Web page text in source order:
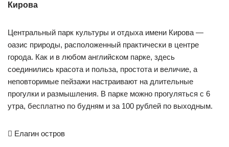
Кирова
Центральный парк культуры и отдыха имени Кирова —
оазис природы, расположенный практически в центре
города. Как и в любом английском парке, здесь
соединились красота и польза, простота и величие, а
неповторимые пейзажи настраивают на длительные
прогулки и размышления. В парке можно прогуляться с 6
утра, бесплатно по будням и за 100 рублей по выходным.
 Елагин остров